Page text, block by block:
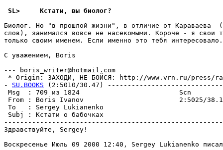
SL>     Кстати, вы биолог?
Биолог. Но "в прошлой жизни", в отличие от Караваева
слов), занимался вовсе не насекомыми. Короче - я свои
только своим именем. Если именно это тебя интеpесовало.
С уважением, Boris
--- boris_writer@hotmail.com
* Origin: ЗАХОДИ, НЕ БОЙСЯ: http://www.vrn.ru/press/
- SU.BOOKS (2:5010/30.47)
Msg  : 709 из 1824
From : Boris Ivanov                        2:5025/
To   : Sergey Lukianenko
Subj : Кстати о
Здравствуйте, Sergey!
Воскресенье Июль 09 2000 12:40, Sergey Lukianenko